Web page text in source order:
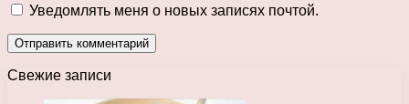
Уведомлять меня о новых записях почтой.
Свежие записи